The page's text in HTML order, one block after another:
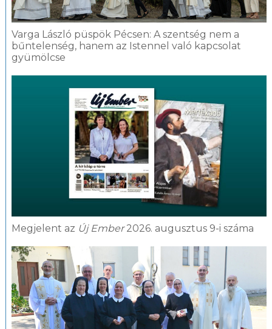
Varga László püspök Pécsen: A szentség nem a
bűntelenség, hanem az Istennel való kapcsolat
gyümölcse
Megjelent az Új Ember2026. augusztus 9-i száma